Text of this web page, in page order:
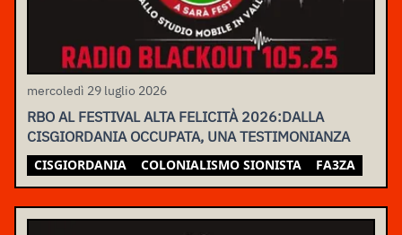
mercoledì 29 luglio 2026
RBO AL FESTIVAL ALTA FELICITÀ 2026:DALLA
CISGIORDANIA OCCUPATA, UNA TESTIMONIANZA
CISGIORDANIA COLONIALISMO SIONISTA FA3ZA